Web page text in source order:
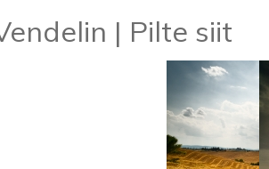
| Pilte siit